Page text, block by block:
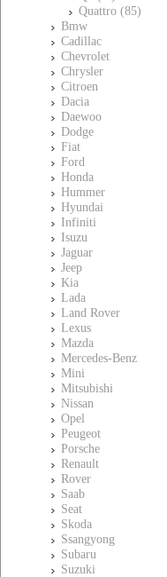
Quattro (85)
Bmw
Cadillac
Chevrolet
Chrysler
Citroen
Dacia
Daewoo
Dodge
Fiat
Ford
Honda
Hummer
Hyundai
Infiniti
Isuzu
Jaguar
Jeep
Kia
Lada
Land Rover
Lexus
Mazda
Mercedes-Benz
Mini
Mitsubishi
Nissan
Opel
Peugeot
Porsche
Renault
Rover
Saab
Seat
Skoda
Ssangyong
Subaru
Suzuki